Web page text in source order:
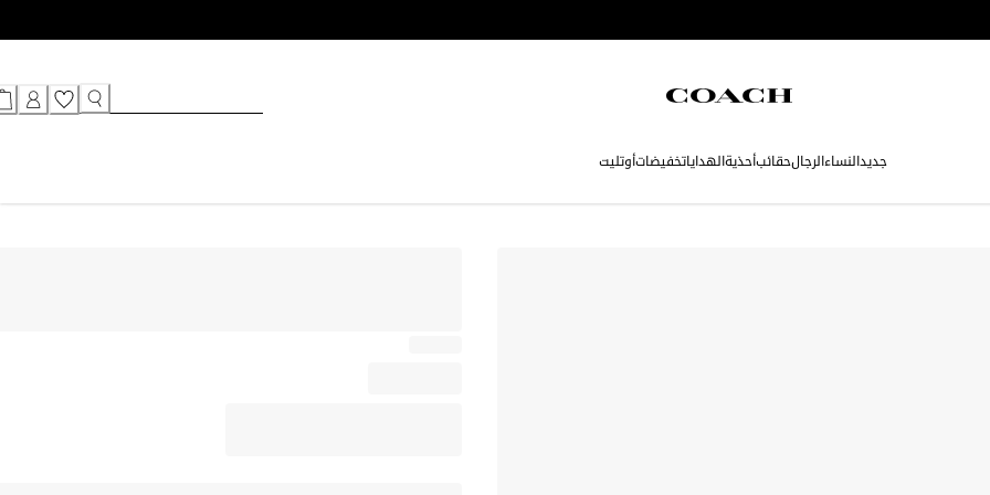
جديدالنساءالرجالحقائبأحذيةالهداياتخفيضاتأوتليت